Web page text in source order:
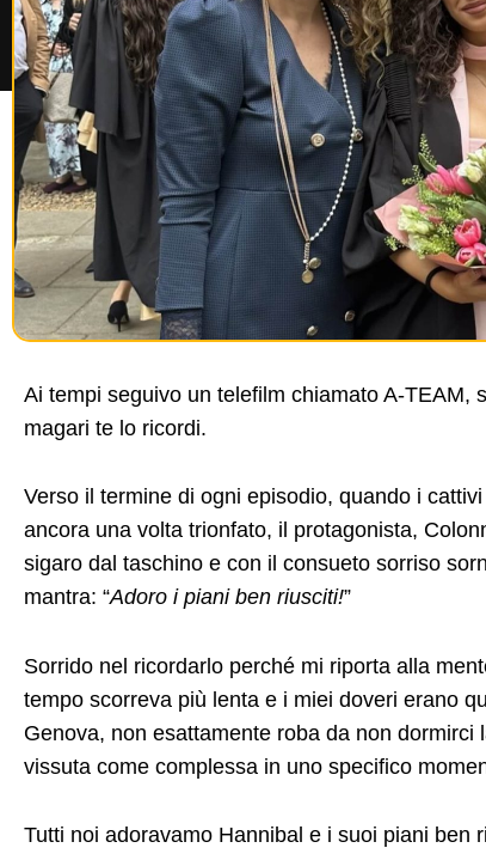
Ai tempi seguivo un telefilm chiamato A-TEAM,
magari te lo ricordi.
Verso il termine di ogni episodio, quando i
ancora una volta trionfato, il protagonista,
sigaro dal taschino e con il consueto sorriso
mantra: “Adoro i piani ben riusciti!”
Sorrido nel ricordarlo perché mi riporta alla
tempo scorreva più lenta e i miei doveri erano
Genova, non esattamente roba da non
vissuta come complessa in uno specifico
Tutti noi adoravamo Hannibal e i suoi piani ben